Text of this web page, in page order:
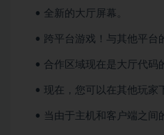
• 全新的大厅屏幕。
• 跨平台游戏！与其他平台
• 合作区域现在是大厅代码
• 现在，您可以在其他玩家
• 当由于主机和客户端之间